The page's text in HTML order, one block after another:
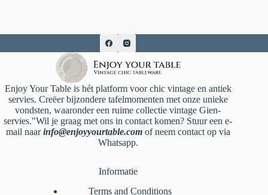
Enjoy Your Table is hét platform voor chic vintage en antiek
servies. Creëer bijzondere tafelmomenten met onze unieke
vondsten, waaronder een ruime collectie vintage Gien-
servies."Wil je graag met ons in contact komen? Stuur een e-
mail naarinfo@enjoyyourtable.comof neem contact op via
Whatsapp.
Informatie
Terms and Conditions